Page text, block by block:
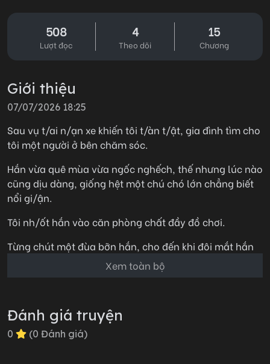
508
Lượt đọc
4
Theo dõi
15
Chương
Giới thiệu
07/07/2026 18:25
Sau vụ t/ai n/ạn xe khiến tôi t/àn t/ật, gia đình tìm cho
tôi một người ở bên chăm sóc.
Hắn vừa quê mùa vừa ngốc nghếch, thế nhưng lúc nào
cũng dịu dàng, giống hệt một chú chó lớn chẳng biết
nổi gi/ận.
Tôi nh/ốt hắn vào căn phòng chất đầy đồ chơi.
Từng chút một đùa bỡn hắn, cho đến khi đôi mắt hắn
đỏ ngầu, h/ận tôi đến tận xươ/ng tủy.
Đến khi ánh sáng trong mắt hắn hoàn toàn tan vỡ.
Xem toàn bộ
Đánh giá truyện
0 (0 Đánh giá)